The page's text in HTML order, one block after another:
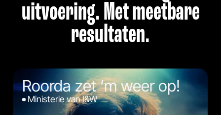
uitvoering. Met meetbare
resultaten.
Roorda zet ‘m weer op!
Ministerie van I&W